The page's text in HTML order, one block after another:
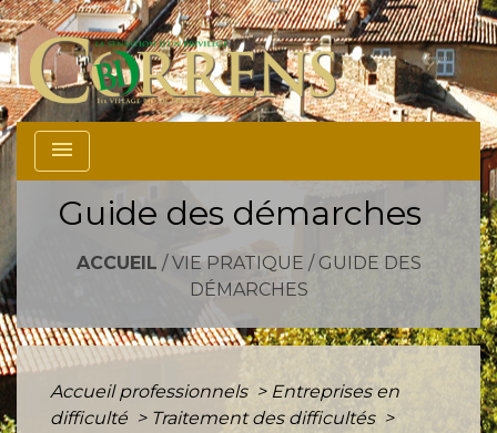
menu
Guide des démarches
ACCUEIL / VIE PRATIQUE / GUIDE DES
DÉMARCHES
Accueil professionnels > Entreprises en
difficulté > Traitement des difficultés >